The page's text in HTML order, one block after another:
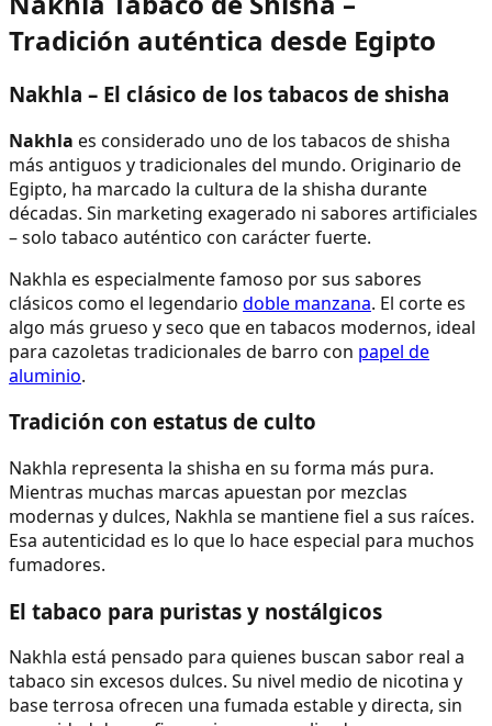
Tradición auténtica desde Egipto
Nakhla – El clásico de los tabacos de shisha
Nakhla es considerado uno de los tabacos de shisha
más antiguos y tradicionales del mundo. Originario de
Egipto, ha marcado la cultura de la shisha durante
décadas. Sin marketing exagerado ni sabores artificiales
– solo tabaco auténtico con carácter fuerte.
Nakhla es especialmente famoso por sus sabores
clásicos como el legendario doble manzana. El corte es
algo más grueso y seco que en tabacos modernos, ideal
para cazoletas tradicionales de barro con papel de
aluminio.
Tradición con estatus de culto
Nakhla representa la shisha en su forma más pura.
Mientras muchas marcas apuestan por mezclas
modernas y dulces, Nakhla se mantiene fiel a sus raíces.
Esa autenticidad es lo que lo hace especial para muchos
fumadores.
El tabaco para puristas y nostálgicos
Nakhla está pensado para quienes buscan sabor real a
tabaco sin excesos dulces. Su nivel medio de nicotina y
base terrosa ofrecen una fumada estable y directa, sin